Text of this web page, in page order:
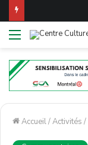
Menu
Accueil/Activités /